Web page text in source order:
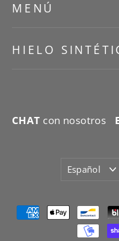
MENÚ
HIELO
CHAT con nosotros
Idioma
Español